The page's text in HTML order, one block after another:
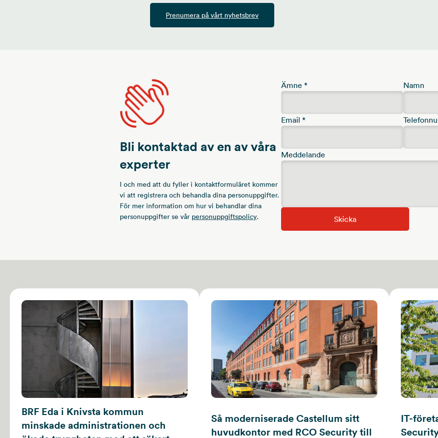
Prenumera på vårt nyhetsbrev
Bli kontaktad av en av våra
experter
I och med att du fyller i kontaktformuläret kommer
vi att registrera och behandla dina personuppgifter.
För mer information om hur vi behandlar dina
personuppgifter se vår personuppgiftspolicy.
Ämne * Namn
Email *
Meddelande
Skicka
BRF Eda i Knivsta kommun
minskade administrationen och
Så moderniserade Castellum sitt
huvudkontor med RCO Security till
IT-